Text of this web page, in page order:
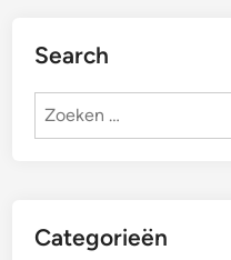
Search
Zoeken
Categorieën